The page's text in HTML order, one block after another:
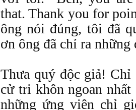
that. Thank you for
ông nói đúng, tôi đã
ơn ông đã chỉ ra những
Thưa quý độc giả!
cử tri khôn ngoan
những ứng viên chỉ